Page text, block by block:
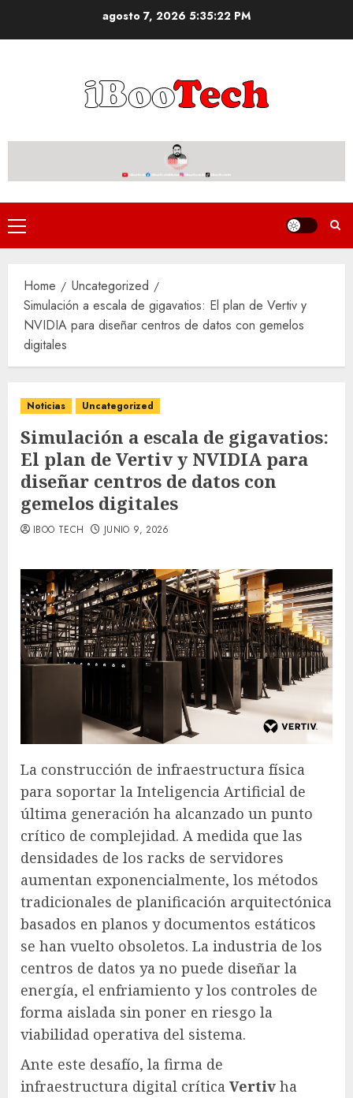
agosto 7, 2026 5:35:23 PM
Primary
Menu
Home
Uncategorized
Simulación a escala de gigavatios: El plan de Vertiv y
NVIDIA para diseñar centros de datos con gemelos
digitales
Noticias Uncategorized
Simulación a escala de gigavatios:
El plan de Vertiv y NVIDIA para
diseñar centros de datos con
gemelos digitales
IBOO TECH JUNIO 9, 2026
La construcción de infraestructura física
para soportar la Inteligencia Artificial de
última generación ha alcanzado un punto
crítico de complejidad. A medida que las
densidades de los racks de servidores
aumentan exponencialmente, los métodos
tradicionales de planificación arquitectónica
basados en planos y documentos estáticos
se han vuelto obsoletos. La industria de los
centros de datos ya no puede diseñar la
energía, el enfriamiento y los controles de
forma aislada sin poner en riesgo la
viabilidad operativa del sistema.
Ante este desafío, la firma de
infraestructura digital crítica Vertiv ha